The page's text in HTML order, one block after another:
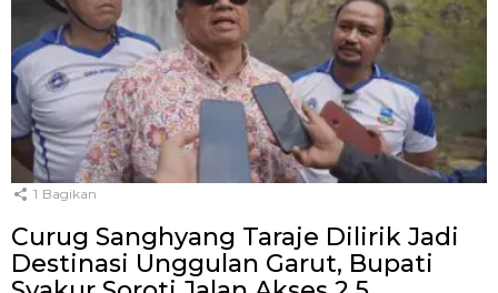
1 Bagikan
Curug Sanghyang Taraje Dilirik Jadi
Destinasi Unggulan Garut, Bupati